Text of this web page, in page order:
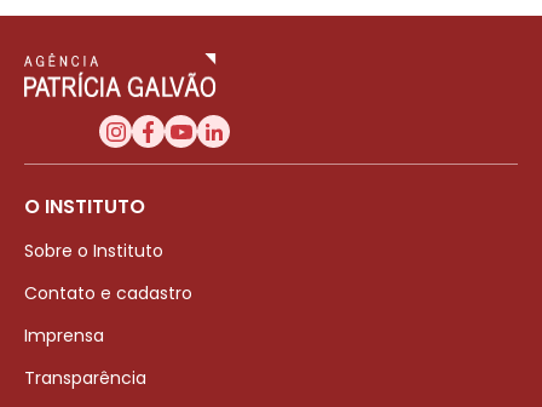
O INSTITUTO
Sobre o Instituto
Contato e cadastro
Imprensa
Transparência